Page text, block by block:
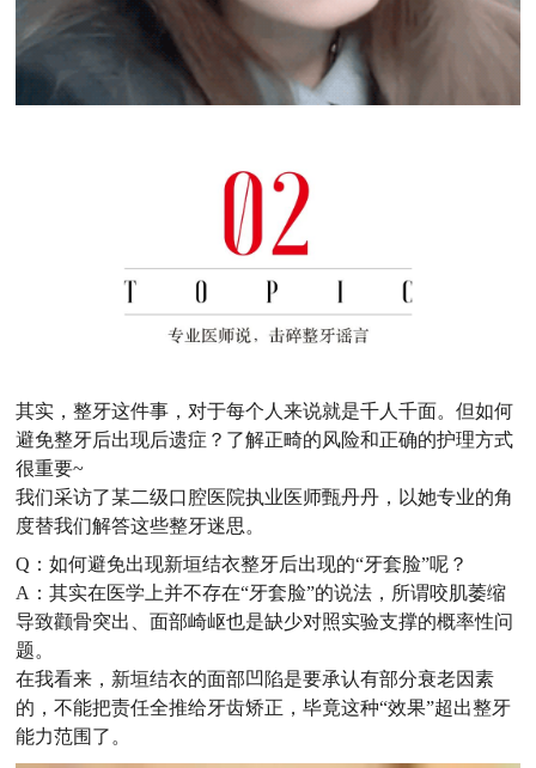
其实，整牙这件事，对于每个人来说就是千人千面。但如何
避免整牙后出现后遗症？了解正畸的风险和正确的护理方式
很重要~
我们采访了某二级口腔医院执业医师甄丹丹，以她专业的角
度替我们解答这些整牙迷思。
Q：如何避免出现新垣结衣整牙后出现的“牙套脸”呢？
A：其实在医学上并不存在“牙套脸”的说法，所谓咬肌萎缩
导致颧骨突出、面部崎岖也是缺少对照实验支撑的概率性问
题。
在我看来，新垣结衣的面部凹陷是要承认有部分衰老因素
的，不能把责任全推给牙齿矫正，毕竟这种“效果”超出整牙
能力范围了。